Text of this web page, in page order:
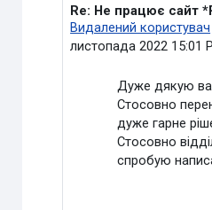
У відповідь на
Re: Не працює сайт
Видалений користувач
листопада 2022 15:01
Дуже дякую
Стосовно
дуже гарне
Стосовно
спробую